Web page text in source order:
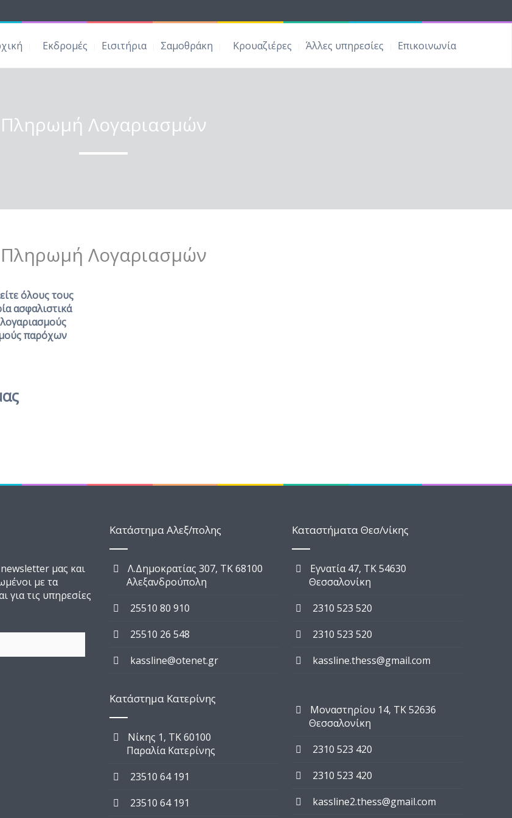
Εκδρομές Εισιτήρια Σαμοθράκη Κρουαζιέρες Άλλες υπηρεσίες Επικοινωνία
Πληρωμή Λογαριασμών
Πληρωμή Λογαριασμών
όλους τους
ασφαλιστικά
παρόχων
μας και
με τα
για τις υπηρεσίες
Κατάστημα Αλεξ/πολης
Λ.Δημοκρατίας 307, TK 68100
Αλεξανδρούπολη
25510 80 910
25510 26 548
kassline@otenet.gr
Κατάστημα Κατερίνης
Νίκης 1, TK 60100
Παραλία Κατερίνης
23510 64 191
23510 64 191
Καταστήματα Θεσ/νίκης
Εγνατία 47, TK 54630
Θεσσαλονίκη
2310 523 520
2310 523 520
kassline.thess@gmail.com
Μοναστηρίου 14, TK 52636
Θεσσαλονίκη
2310 523 420
2310 523 420
kassline2.thess@gmail.com